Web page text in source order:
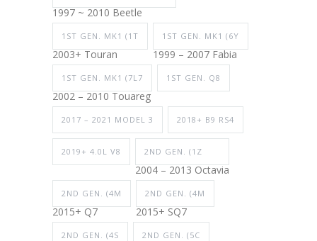
1997 ~ 2010 Beetle
1ST GEN. MK1 (1T
2003+ Touran
1ST GEN. MK1 (6Y
1999 – 2007 Fabia
1ST GEN. MK1 (7L7
2002 – 2010 Touareg
1ST GEN. Q8
2017 – 2021 MODEL 3 2018+ B9 RS4
2019+ 4.0L V8 2ND GEN. (1Z
2004 – 2013 Octavia
2ND GEN. (4M
2015+ Q7
2ND GEN. (4M
2015+ SQ7
2ND GEN. (4S 2ND GEN. (5C